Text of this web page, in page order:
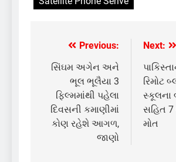
Post
navigation
Previous:
સિંઘમ અગેન અને
ભૂલ ભૂલૈયા 3
ફિલ્મમાંથી પહેલા
દિવસની કમાણીમાં
કોણ રહેશે આગળ,
જાણો
Next:
રિમોટ
સ્કૂલના
સહિત 7
મોત